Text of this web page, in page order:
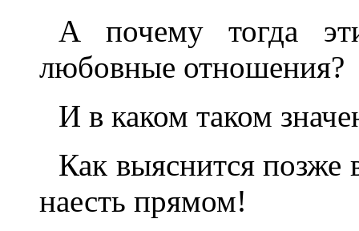
А почему тогда
любовные отношения?
И в каком таком
Как выяснится позже
наесть прямом!